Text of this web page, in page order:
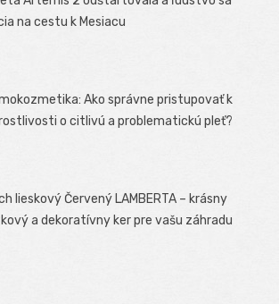
na cestu k Mesiacu
Ako správne pristupovať k
o citlivú a problematickú pleť?
lieskový Červený LAMBERTA – krásny
a dekoratívny ker pre vašu záhradu